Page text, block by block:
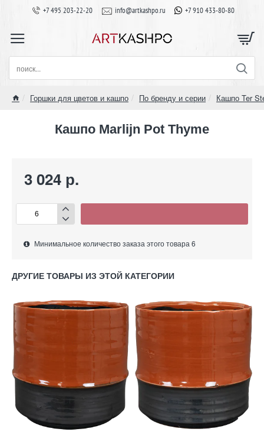
+7 495 203-22-20 info@artkashpo.ru +7 910 433-80-80
поиск...
Горшки для цветов и кашпо По бренду и серии Кашпо Ter
Кашпо Marlijn Pot Thyme
3 024 р.
Минимальное количество заказа этого товара 6
ДРУГИЕ ТОВАРЫ ИЗ ЭТОЙ КАТЕГОРИИ